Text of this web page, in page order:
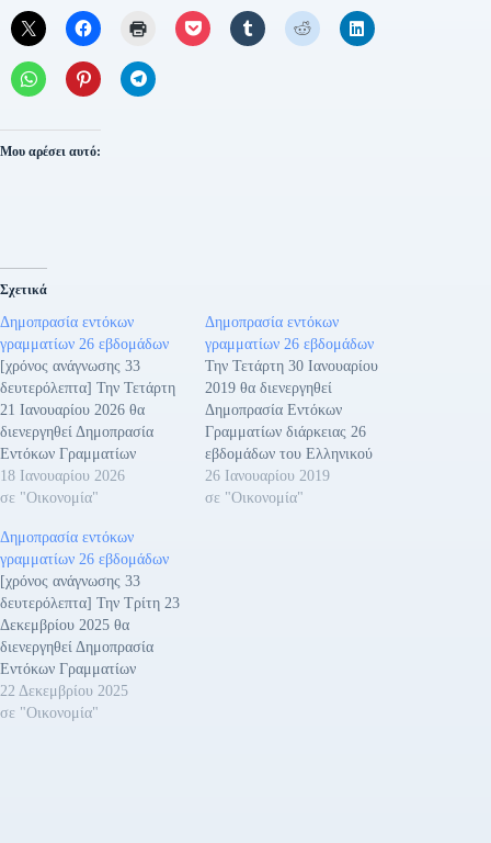
Μου αρέσει αυτό:
Σχετικά
Δημοπρασία εντόκων
γραμματίων 26 εβδομάδων
[χρόνος ανάγνωσης 33
δευτερόλεπτα] Την Τετάρτη
21 Ιανουαρίου 2026 θα
διενεργηθεί Δημοπρασία
Εντόκων Γραμματίων
διάρκειας 26 εβδομάδων του
Ελληνικού Δημοσίου, σε
εκατομμυρίων ευρώ, λήξεως
24 Ιουλίου 2026. Η
ημερομηνία διακανονισμού
(settlement) θα είναι η
Παρασκευή 23 Ιανουαρίου
2026 (Τ+2). Οι τόκοι των
εντόκων υπολογίζονται με
χρονική βάση ACT/360.…
18 Ιανουαρίου 2026
σε "Οικονομία"
Δημοπρασία εντόκων
γραμματίων 26 εβδομάδων
Την Τετάρτη 30 Ιανουαρίου
2019 θα διενεργηθεί
Δημοπρασία Εντόκων
Γραμματίων διάρκειας 26
εβδομάδων του Ελληνικού
Δημοσίου, σε άϋλη μορφή,
ποσού 625 εκατομμυρίων
26 Ιανουαρίου 2019
σε "Οικονομία"
Δημοπρασία εντόκων
γραμματίων 26 εβδομάδων
[χρόνος ανάγνωσης 33
δευτερόλεπτα] Την Τρίτη 23
Δεκεμβρίου 2025 θα
διενεργηθεί Δημοπρασία
Εντόκων Γραμματίων
διάρκειας 26 εβδομάδων του
Ελληνικού Δημοσίου, σε
22 Δεκεμβρίου 2025
σε "Οικονομία"